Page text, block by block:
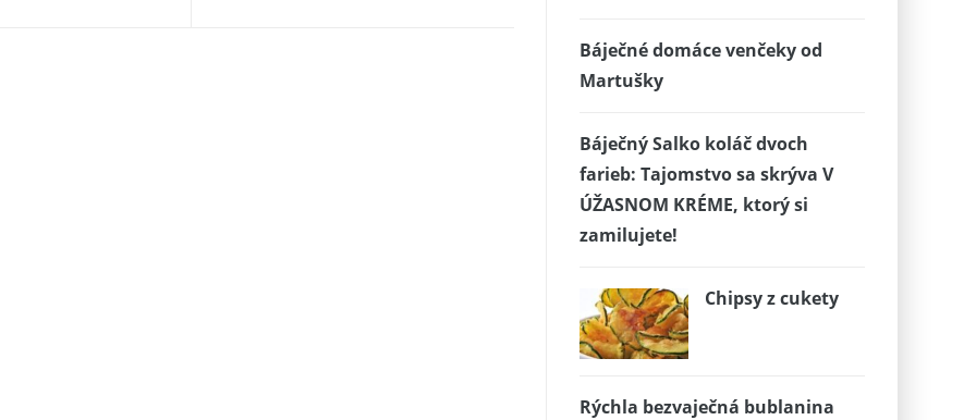
Báječné domáce venčeky od
Martušky
Báječný Salko koláč dvoch
farieb: Tajomstvo sa skrýva V
ÚŽASNOM KRÉME, ktorý si
zamilujete!
Chipsy z cukety
Rýchla bezvaječná bublanina